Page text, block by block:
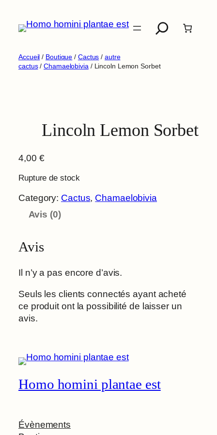
contenu
Accueil / Boutique / Cactus /autre
cactus/Chamaelobivia/ Lincoln Lemon Sorbet
Lincoln Lemon Sorbet
4,00 €
Rupture de stock
Category: Cactus, Chamaelobivia
Avis (0)
Avis
Il n’y a pas encore d’avis.
Seuls les clients connectés ayant acheté
ce produit ont la possibilité de laisser un
avis.
Homo homini plantae est
Évènements